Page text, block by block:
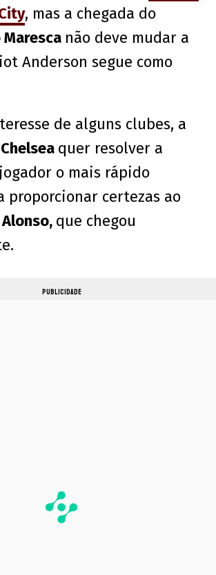
, mas a chegada do
Maresca não deve mudar a
Anderson segue como
de alguns clubes, a
Chelsea quer resolver a
o mais rápido
proporcionar certezas ao
que chegou
PUBLICIDADE